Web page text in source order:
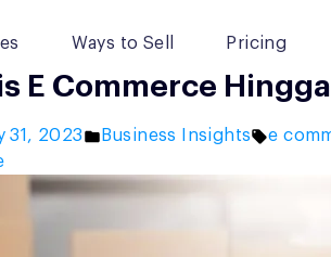
Ways to Sell Pricing
E Commerce
31, 2023
Posted
Business Insights Tags:
e